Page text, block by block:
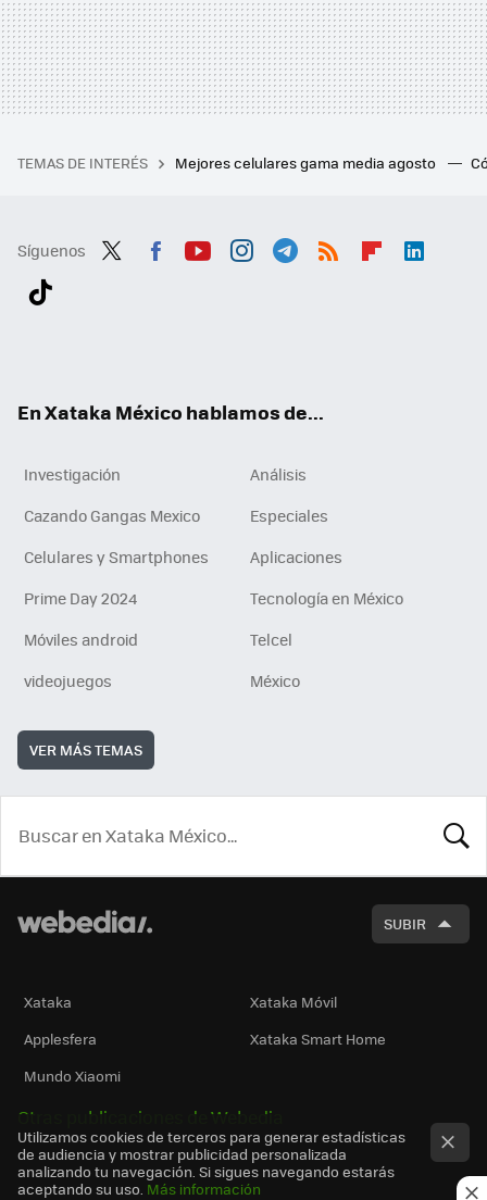
TEMAS DE INTERÉS Mejores celulares gama media agosto
Síguenos
En Xataka México hablamos de...
Investigación
Análisis
Cazando Gangas Mexico
Especiales
Celulares y Smartphones
Aplicaciones
Prime Day 2024
Tecnología en México
Móviles android
Telcel
videojuegos
México
VER MÁS TEMAS
SUBIR
Xataka
Xataka Móvil
Applesfera
Xataka Smart Home
Mundo Xiaomi
Otras publicaciones de Webedia
Utilizamos cookies de terceros para generar estadísticas
de audiencia y mostrar publicidad personalizada
analizando tu navegación. Si sigues navegando estarás
aceptando su uso. Más información